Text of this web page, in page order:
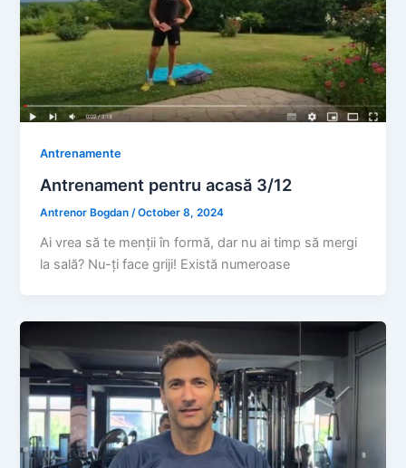
Antrenamente
Antrenament pentru acasă 3/12
Antrenor Bogdan/October 8, 2024
Ai vrea să te menții în formă, dar nu ai timp să mergi
la sală? Nu-ți face griji! Există numeroase